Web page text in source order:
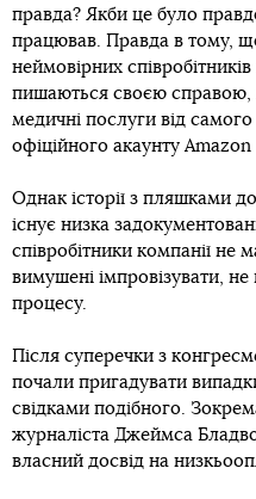
правда? Якби це було
працював. Правда в тому,
неймовірних
пишаються своєю справою,
медичні послуги від
офіційного акаунту Amazon
Однак історії з пляшками
існує низка
співробітники компанії не
вимушені імпровізувати,
процесу.
Після суперечки з
почали пригадувати
свідками подібного.
журналіста Джеймса
власний досвід на